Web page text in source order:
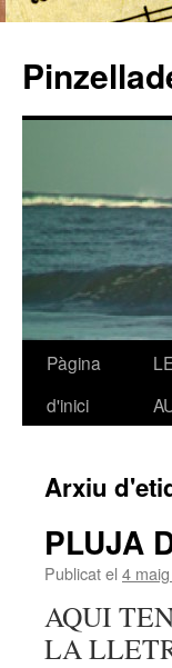
Vés
Pàgina
d'inici
Arxiu
PLUJA
Publicat el 4
AQUI
LA